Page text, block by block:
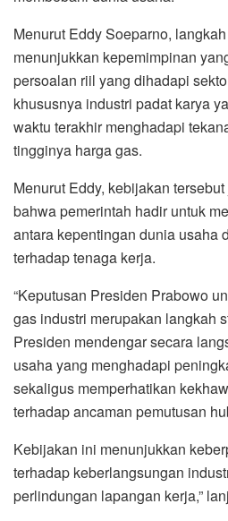
Menurut Eddy Soeparno,
menunjukkan kepemimpinan
persoalan riil yang dihadapi
khususnya industri padat karya
waktu terakhir menghadapi
tingginya harga gas.
Menurut Eddy, kebijakan
bahwa pemerintah hadir untuk
antara kepentingan dunia usaha
terhadap tenaga kerja.
“Keputusan Presiden Prabowo
gas industri merupakan langkah
Presiden mendengar secara
usaha yang menghadapi
sekaligus memperhatikan
terhadap ancaman pemutusan
Kebijakan ini menunjukkan
terhadap keberlangsungan
perlindungan lapangan kerja,”